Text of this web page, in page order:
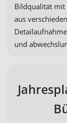
Bildqualität mit
aus
und